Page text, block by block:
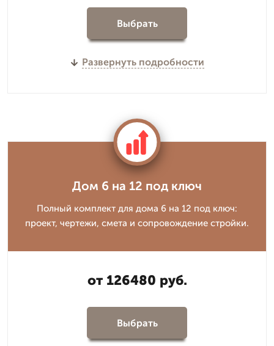
Выбрать
Развернуть подробности
Дом 6 на 12 под ключ
Полный комплект для дома 6 на 12 под ключ:
проект, чертежи, смета и сопровождение стройки.
от 126480 руб.
Выбрать